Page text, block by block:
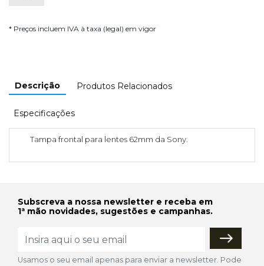
* Preços incluem IVA à taxa (legal) em vigor
Descrição Produtos Relacionados
Especificações
Tampa frontal para lentes 62mm da Sony.
Subscreva a nossa newsletter e receba em
1ª mão novidades, sugestões e campanhas.
Usamos o seu email apenas para enviar a newsletter. Pode